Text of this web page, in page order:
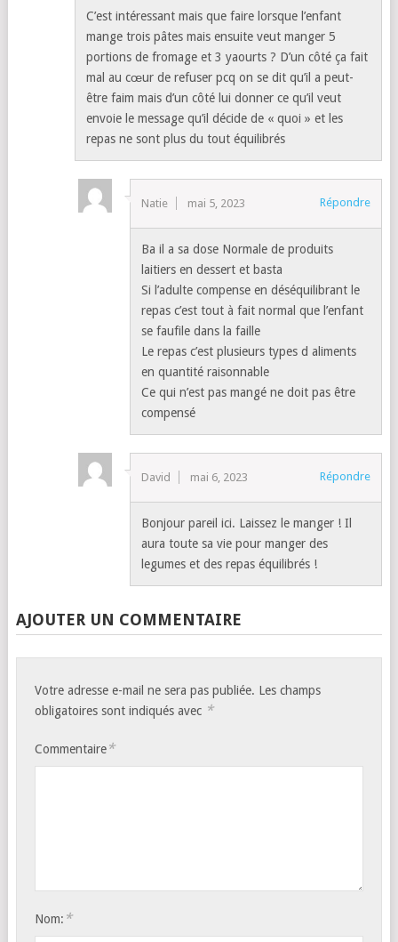
C’est intéressant mais que faire lorsque l’enfant
mange trois pâtes mais ensuite veut manger 5
portions de fromage et 3 yaourts ? D’un côté ça fait
mal au cœur de refuser pcq on se dit qu’il a peut-
être faim mais d’un côté lui donner ce qu’il veut
envoie le message qu’il décide de « quoi » et les
repas ne sont plus du tout équilibrés
Natie mai 5, 2023 Répondre
Ba il a sa dose Normale de produits
laitiers en dessert et basta
Si l’adulte compense en déséquilibrant le
repas c’est tout à fait normal que l’enfant
se faufile dans la faille
Le repas c’est plusieurs types d aliments
en quantité raisonnable
Ce qui n’est pas mangé ne doit pas être
compensé
David mai 6, 2023 Répondre
Bonjour pareil ici. Laissez le manger ! Il
aura toute sa vie pour manger des
legumes et des repas équilibrés !
AJOUTER UN COMMENTAIRE
Votre adresse e-mail ne sera pas publiée. Les champs
obligatoires sont indiqués avec *
Commentaire*
Nom: *